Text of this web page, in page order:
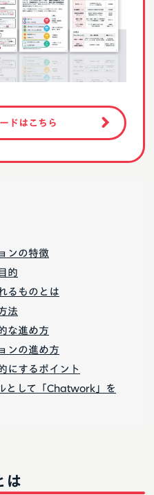
ドはこちら
ンの特徴
的
るものとは
法
な進め方
ンの進め方
にするポイント
として「Chatwork」を
は